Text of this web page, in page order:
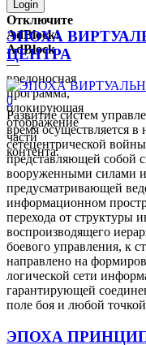
Отключите
AdBlock!
AdBlock
—
вредоносная
программа,
блокирующая
отображение
части
контента.
ЭПОХА
ЦЕНТРА
0
Развитие систем
время осуществляется
сетецентрической
представляющей собой
вооруженными силами
предусматривающей
информационном
перехода от структуры
воспроизводящего
боевого управления, к
направлено на
логической сети
гарантирующей
поле боя и любой
ЭПОХА